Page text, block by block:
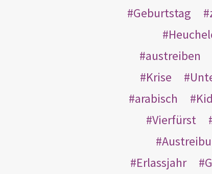
Geburtstag
austreiben
Krise
arabisch
Vierfürst
Erlassjahr